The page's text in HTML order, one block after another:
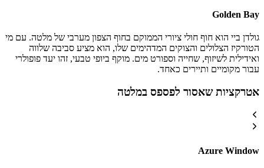
Golden Bay
גולדן ביי הוא חוף חולי ציורי הממוקם בחוף הצפון מערבי של מלטה. עם מי
הטורקיז הצלולים והצוקים המדהימים שלו, הוא מציע סביבה שלווה
ואידילית לשיזוף, שחייה וספורט מים. מוקף ביופי טבעי, זהו יעד פופולרי
עבור מקומיים ותיירים כאחד.
אטרקציות שאסור לפספס במלטה
Azure Window